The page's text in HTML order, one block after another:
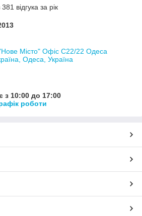
відгука за рік
Місто" Офіс С22/22 Одеса
Одеса, Україна
з 10:00 до 17:00
роботи